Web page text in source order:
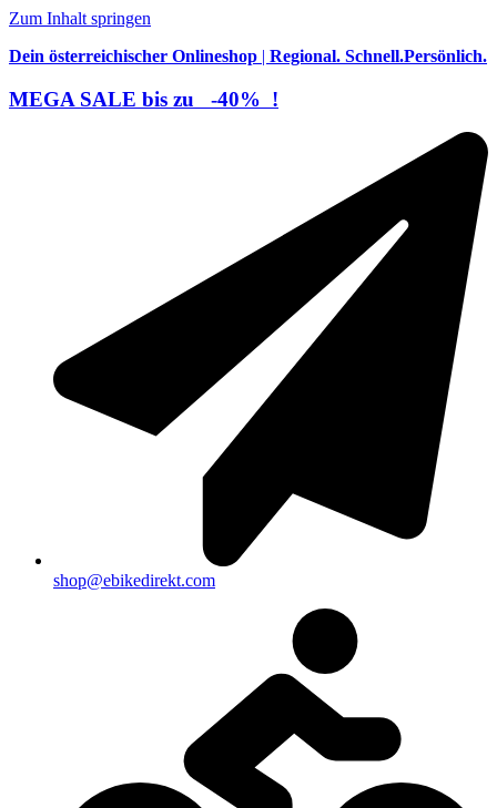
Zum Inhalt springen
Dein österreichischer Onlineshop | Regional. Schnell.Persönlich.
MEGA SALE bis zu -40% !
shop@ebikedirekt.com